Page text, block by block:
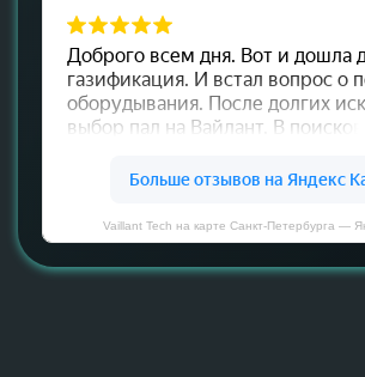
Vaillant Tech на карте Санкт‑Петербурга —